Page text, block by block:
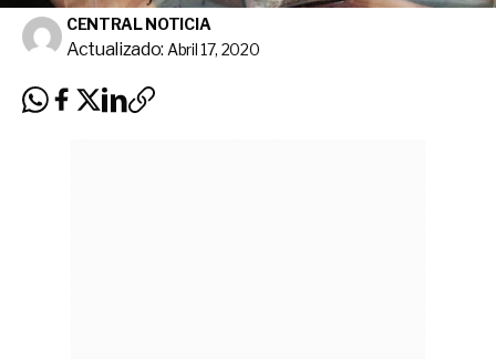
CENTRAL NOTICIA
Actualizado: Abril 17, 2020